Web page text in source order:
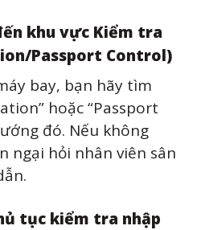
khu vực Kiểm tra
Passport Control)
bay, bạn hãy tìm
hoặc “Passport
đó. Nếu không
ngại hỏi nhân viên sân
tục kiểm tra nhập